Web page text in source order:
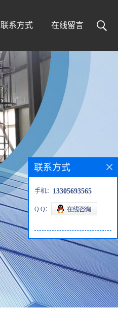
联系方式 在线留言
联系方式
手机： 13305693565
Q Q：